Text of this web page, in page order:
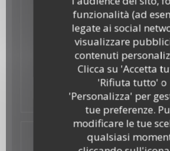
funzionalità (ad
legate ai social
visualizzare
contenuti
Clicca su 'Accetta
'Rifiuta tutto' o
'Personalizza' per
tue preferenze.
modificare le tue
qualsiasi
19/06/2017
LE BONBON
Vedi l'articolo